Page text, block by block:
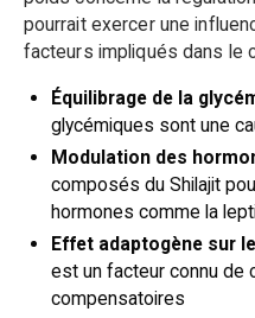
pourrait exercer une
facteurs impliqués dans le
Équilibrage de la
glycémiques sont une
Modulation des
composés du Shilajit
hormones comme la
Effet adaptogène sur
est un facteur connu de
compensatoires